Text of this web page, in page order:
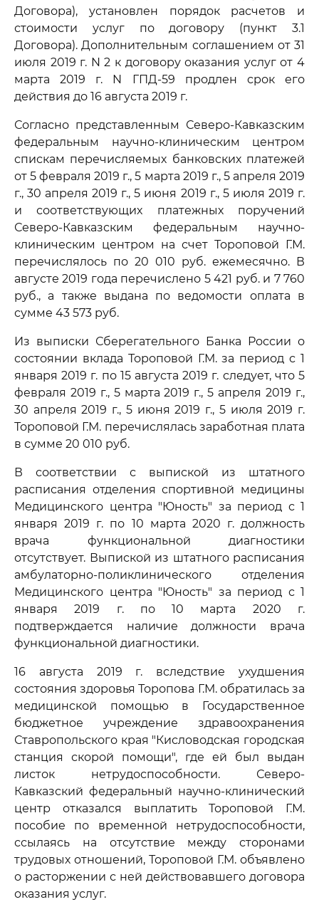
Договора), установлен порядок расчетов и
стоимости услуг по договору (пункт 3.1
Договора). Дополнительным соглашением от 31
июля 2019 г. N 2 к договору оказания услуг от 4
марта 2019 г. N ГПД-59 продлен срок его
действия до 16 августа 2019 г.
Согласно представленным Северо-Кавказским
федеральным научно-клиническим центром
спискам перечисляемых банковских платежей
от 5 февраля 2019 г., 5 марта 2019 г., 5 апреля 2019
г., 30 апреля 2019 г., 5 июня 2019 г., 5 июля 2019 г.
и соответствующих платежных поручений
Северо-Кавказским федеральным научно-
клиническим центром на счет Тороповой Г.М.
перечислялось по 20 010 руб. ежемесячно. В
августе 2019 года перечислено 5 421 руб. и 7 760
руб., а также выдана по ведомости оплата в
сумме 43 573 руб.
Из выписки Сберегательного Банка России о
состоянии вклада Тороповой Г.М. за период с 1
января 2019 г. по 15 августа 2019 г. следует, что 5
февраля 2019 г., 5 марта 2019 г., 5 апреля 2019 г.,
30 апреля 2019 г., 5 июня 2019 г., 5 июля 2019 г.
Тороповой Г.М. перечислялась заработная плата
в сумме 20 010 руб.
В соответствии с выпиской из штатного
расписания отделения спортивной медицины
Медицинского центра "Юность" за период с 1
января 2019 г. по 10 марта 2020 г. должность
врача функциональной диагностики
отсутствует. Выпиской из штатного расписания
амбулаторно-поликлинического отделения
Медицинского центра "Юность" за период с 1
января 2019 г. по 10 марта 2020 г.
подтверждается наличие должности врача
функциональной диагностики.
16 августа 2019 г. вследствие ухудшения
состояния здоровья Торопова Г.М. обратилась за
медицинской помощью в Государственное
бюджетное учреждение здравоохранения
Ставропольского края "Кисловодская городская
станция скорой помощи", где ей был выдан
листок нетрудоспособности. Северо-
Кавказский федеральный научно-клинический
центр отказался выплатить Тороповой Г.М.
пособие по временной нетрудоспособности,
ссылаясь на отсутствие между сторонами
трудовых отношений, Тороповой Г.М. объявлено
о расторжении с ней действовавшего договора
оказания услуг.